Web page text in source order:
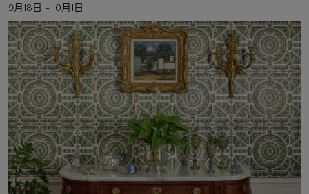
活
动
日
期
9月18日 – 10月1日